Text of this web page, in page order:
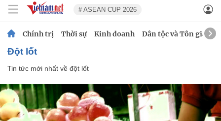
# ASEAN CUP 2026
Chính trị Thời sự Kinh doanh Dân tộc và Tôn giáo
đột lốt
Tin tức mới nhất về đột lốt